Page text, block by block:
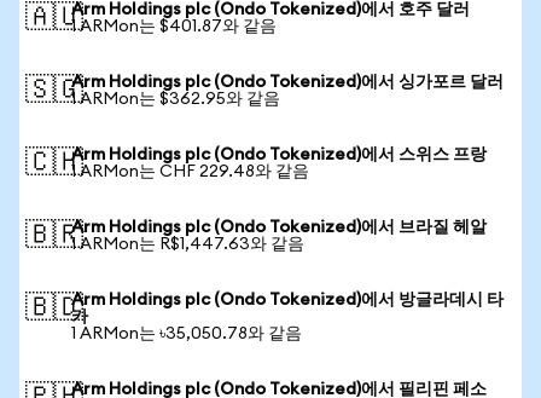
🇦🇺Arm Holdings plc (Ondo Tokenized)에서 호주 달러
1 ARMon는 $401.87와 같음
🇸🇬Arm Holdings plc (Ondo Tokenized)에서 싱가포르 달러
1 ARMon는 $362.95와 같음
🇨🇭Arm Holdings plc (Ondo Tokenized)에서 스위스 프랑
1 ARMon는 CHF 229.48와 같음
🇧🇷Arm Holdings plc (Ondo Tokenized)에서 브라질 헤알
1 ARMon는 R$1,447.63와 같음
🇧🇩Arm Holdings plc (Ondo Tokenized)에서 방글라데시 타
카
1 ARMon는 ৳35,050.78와 같음
Arm Holdings plc (Ondo Tokenized)에서 필리핀 페소